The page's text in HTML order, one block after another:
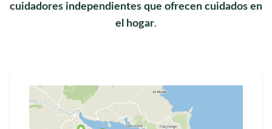
cuidadores independientes que ofrecen cuidados en
el hogar.